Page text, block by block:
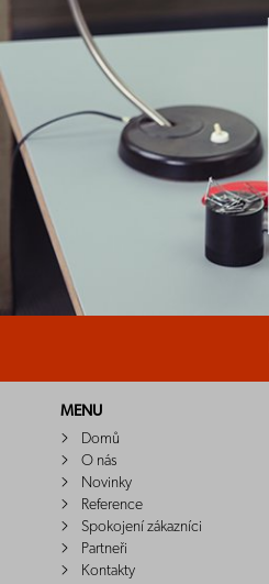
MENU
Domů
O nás
Novinky
Reference
Spokojení zákazníci
Partneři
Kontakty